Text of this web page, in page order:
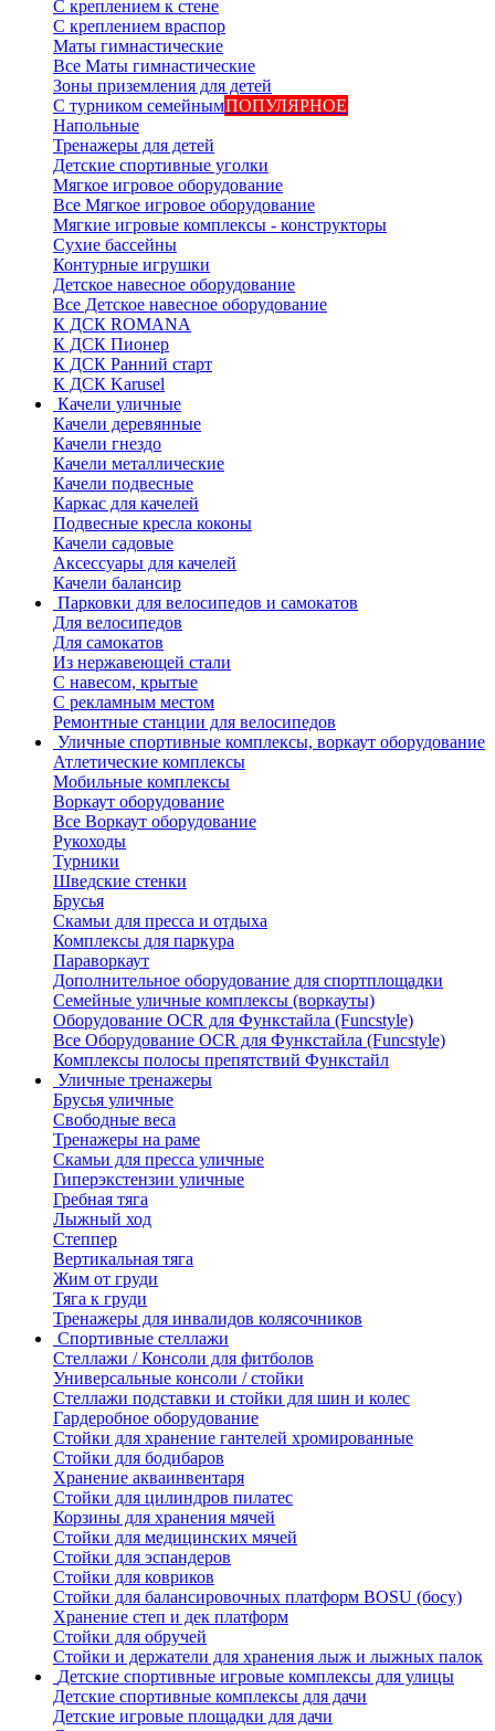
С креплением к стене
С креплением враспор
Маты гимнастические
Все Маты гимнастические
Зоны приземления для детей
С турником семейнымПОПУЛЯРНОЕ
Напольные
Тренажеры для детей
Детские спортивные уголки
Мягкое игровое оборудование
Все Мягкое игровое оборудование
Мягкие игровые комплексы - конструкторы
Сухие бассейны
Контурные игрушки
Детское навесное оборудование
Все Детское навесное оборудование
К ДСК ROMANA
К ДСК Пионер
К ДСК Ранний старт
К ДСК Karusel
Качели уличные
Качели деревянные
Качели гнездо
Качели металлические
Качели подвесные
Каркас для качелей
Подвесные кресла коконы
Качели садовые
Аксессуары для качелей
Качели балансир
Парковки для велосипедов и самокатов
Для велосипедов
Для самокатов
Из нержавеющей стали
С навесом, крытые
С рекламным местом
Ремонтные станции для велосипедов
Уличные спортивные комплексы, воркаут оборудование
Атлетические комплексы
Мобильные комплексы
Воркаут оборудование
Все Воркаут оборудование
Рукоходы
Турники
Шведские стенки
Брусья
Скамьи для пресса и отдыха
Комплексы для паркура
Параворкаут
Дополнительное оборудование для спортплощадки
Семейные уличные комплексы (воркауты)
Оборудование OCR для Функстайла (Funcstyle)
Все Оборудование OCR для Функстайла (Funcstyle)
Комплексы полосы препятствий Функстайл
Уличные тренажеры
Брусья уличные
Свободные веса
Тренажеры на раме
Скамьи для пресса уличные
Гиперэкстензии уличные
Гребная тяга
Лыжный ход
Степпер
Вертикальная тяга
Жим от груди
Тяга к груди
Тренажеры для инвалидов колясочников
Спортивные стеллажи
Стеллажи / Консоли для фитболов
Универсальные консоли / стойки
Стеллажи подставки и стойки для шин и колес
Гардеробное оборудование
Стойки для хранение гантелей хромированные
Стойки для бодибаров
Хранение акваинвентаря
Стойки для цилиндров пилатес
Корзины для хранения мячей
Стойки для медицинских мячей
Стойки для эспандеров
Стойки для ковриков
Стойки для балансировочных платформ BOSU (босу)
Хранение степ и дек платформ
Стойки для обручей
Стойки и держатели для хранения лыж и лыжных палок
Детские спортивные игровые комплексы для улицы
Детские спортивные комплексы для дачи
Детские игровые площадки для дачи